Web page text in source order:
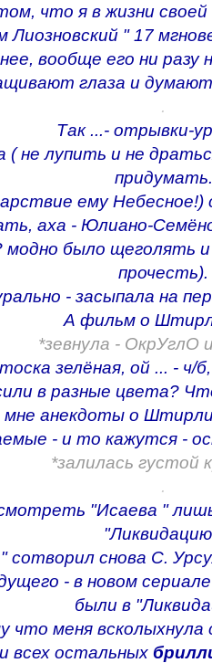
что я в жизни
Лиозновский " 17
вообще его ни разу
глаза и
.
Так ...- отрывки-
( не лупить и не
придумать.
ему Небесное!)
аха - Юлиано-
модно было щеголять
прочесть).
- засыпала на
А фильм о
*зевнула - ОкрУглO
зелёная, ой ... - ч/
в разные цвета?
анекдоты о
- и то кажутся -
*залилась густой
.
"Исаева "
сотворил снова С.
- в новом
были в
что меня всколыхнула
всех остальных